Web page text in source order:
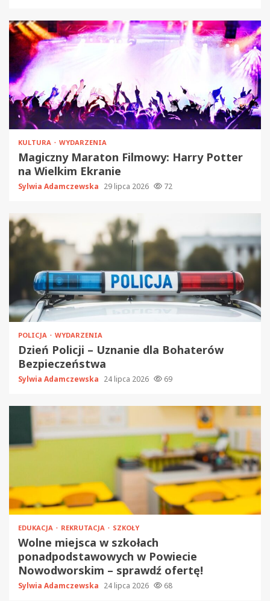
KULTURA WYDARZENIA
Magiczny Maraton Filmowy: Harry Potter
na Wielkim Ekranie
Sylwia Adamczewska 29 lipca 2026 72
POLICJA WYDARZENIA
Dzień Policji – Uznanie dla Bohaterów
Bezpieczeństwa
Sylwia Adamczewska 24 lipca 2026 69
EDUKACJA REKRUTACJA SZKOŁY
Wolne miejsca w szkołach
ponadpodstawowych w Powiecie
Nowodworskim – sprawdź ofertę!
Sylwia Adamczewska 24 lipca 2026 68